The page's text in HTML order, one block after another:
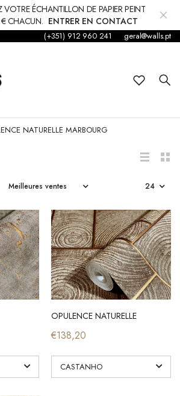
ÉCHANTILLON DE PAPIER PEINT
CHACUN. ENTRER EN CONTACT
(+351) 912 960 241 geral@walls.pt
NATURELLE MARBOURG
UNI
PLANET
€53,50
CHINOK
€118,20
OPULENCE NATURELLE
€138,20